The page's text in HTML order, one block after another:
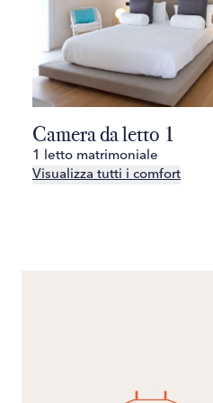
Camera da letto 1
1 letto matrimoniale
Visualizza tutti i comfort